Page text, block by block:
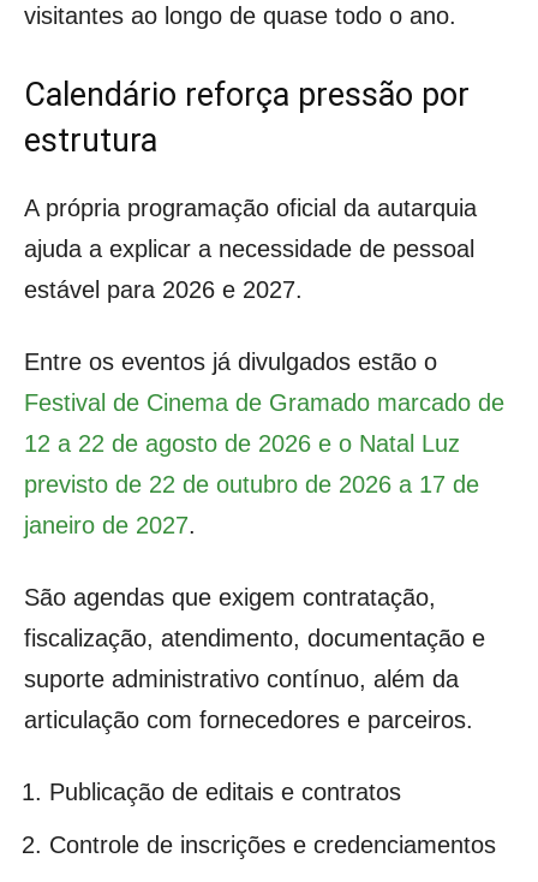
visitantes ao longo de quase todo o ano.
Calendário reforça pressão por
estrutura
A própria programação oficial da autarquia
ajuda a explicar a necessidade de pessoal
estável para 2026 e 2027.
Entre os eventos já divulgados estão o
Festival de Cinema de Gramado marcado de
12 a 22 de agosto de 2026 e o Natal Luz
previsto de 22 de outubro de 2026 a 17 de
janeiro de 2027.
São agendas que exigem contratação,
fiscalização, atendimento, documentação e
suporte administrativo contínuo, além da
articulação com fornecedores e parceiros.
Publicação de editais e contratos
Controle de inscrições e credenciamentos